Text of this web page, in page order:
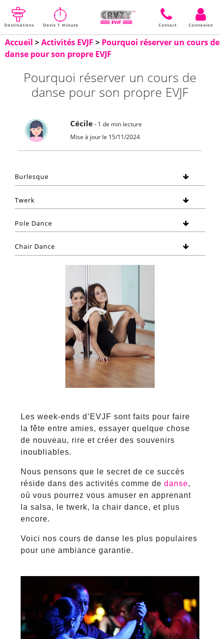
Destinations Devis 1 minute Contact Connexion
Accueil >Activités EVJF > Pourquoi réserver un cours de
danse pour son propre EVJF
Pourquoi réserver un cours de
danse pour son propre EVJF
Cécile- 1 de min lecture
Mise à jour le 15/11/2024
Burlesque
Twerk
Pole Dance
Chair Dance
Les week-ends d’EVJF sont faits pour faire
la fête entre amies, essayer quelque chose
de nouveau, rire et créer des souvenirs
inoubliables.
Nous pensons que le secret de ce succès
réside dans des activités comme de danse,
où vous pourrez vous amuser en apprenant
la salsa, le twerk, la chair dance, et plus
encore.
Voici nos cours de danse les plus populaires
pour une ambiance garantie.